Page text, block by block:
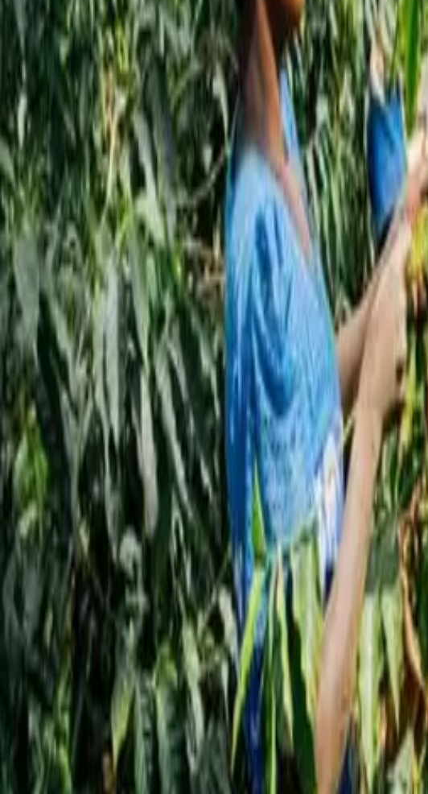
اشترك
ع RU
ع
حوارات
أخبار
تأملات
دراسات
الرئيسية أخبار
شركة مانر كوفي الصينية تعيد إحياء خطط الطرح العام
News
شركة مانر كوفي الصينية تعيد إحياء خطط الطرح العام
Qahwa World
18 نوفمبر 2025
2 دقيقة للقراءة
مشاركة